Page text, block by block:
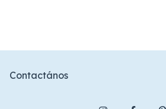
Contactános